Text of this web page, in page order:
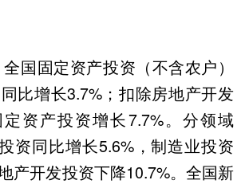
固定资产投资（不含农户）
比增长3.7%；扣除房地产开发
资产投资增长7.7%。分领域
资同比增长5.6%，制造业投资
产开发投资下降10.7%。全国新